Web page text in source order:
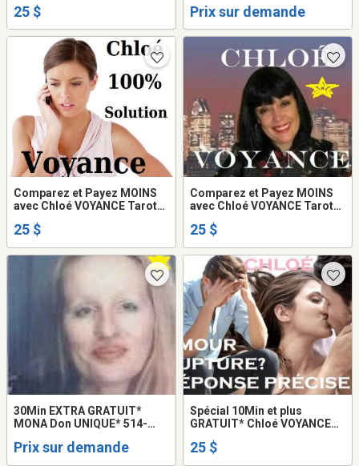
514-969-2563
25 $ Prix sur demande
Comparez et Payez MOINS
avec Chloé VOYANCE Tarot
TEL: 514-969-2563
25 $
Comparez et Payez MOINS
avec Chloé VOYANCE Tarot
25 $
30Min EXTRA GRATUIT*
MONA Don UNIQUE* 514-
Tarot PSYCHIC TALISMAN
Prix sur demande
Spécial 10Min et plus
GRATUIT* Chloé VOYANCE
25 $